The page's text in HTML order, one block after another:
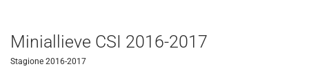
Miniallieve CSI 2016-2017
Stagione 2016-2017